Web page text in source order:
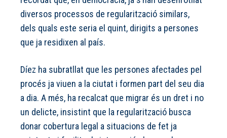
diversos processos de regularització similars,
dels quals este seria el quint, dirigits a persones
que ja residixen al país.
Díez ha subratllat que les persones afectades pel
procés ja viuen a la ciutat i formen part del seu dia
a dia. A més, ha recalcat que migrar és un dret i no
un delicte, insistint que la regularització busca
donar cobertura legal a situacions de fet ja